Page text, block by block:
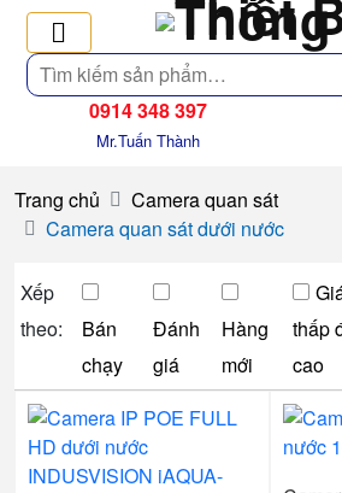
Tìm
kiếm
0914 348 397
Mr.Tuấn Thành
Trang chủ
Camera quan sát
Camera quan sát dưới nước
Xếp
theo:
Bán
chạy
Đánh
giá
Hàng
mới
thấp
cao